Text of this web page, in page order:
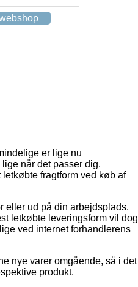
er lige nu
når det passer dig.
fragtform ved køb af
eller ud på din arbejdsplads.
letkøbte leveringsform vil dog
ved internet forhandlerens
nye varer omgående, så i det
produkt.